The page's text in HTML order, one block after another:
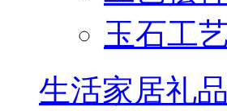
玉石工
生活家居礼品